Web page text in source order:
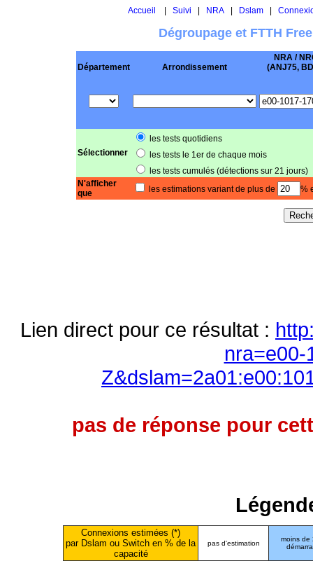
Accueil Suivi NRA| Dslam|
Dégroupage et FTTH
Département Arrondissement
NRA /
(ANJ75,
Sélectionner
les tests quotidiens
les tests le 1er de chaque mois
les tests cumulés (détections sur 21 jours)
N'afficher
que
les estimations variant de plus de %
Lien direct pour ce résultat :
nra=e00-
pas de réponse pour
Connexions estimées (*)
par Dslam ou Switch en % de la
capacité
pas d'estimation
moins de